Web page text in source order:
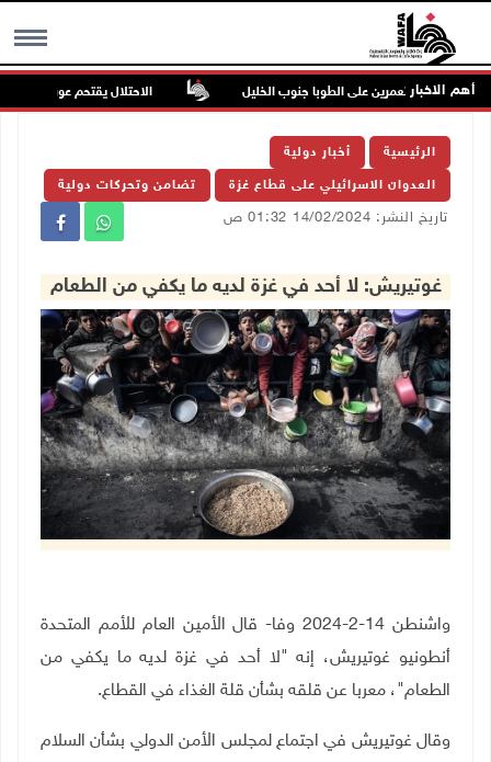
MENU أهم الاخبار
للمستعمرين على الطوبا جنوب الخليل الاحتلال يقتحم عورتا جنوب
الرئيسية أخبار دولية
العدوان الاسرائيلي على قطاع غزة تضامن وتحركات دولية
تاريخ النشر: 14/02/2024 01:32 ص
غوتيريش: لا أحد في غزة لديه ما يكفي من الطعام
واشنطن 14-2-2024 وفا- قال الأمين العام للأمم المتحدة
أنطونيو غوتيريش، إنه "لا أحد في غزة لديه ما يكفي من
الطعام"، معربا عن قلقه بشأن قلة الغذاء في القطاع.
وقال غوتيريش في اجتماع لمجلس الأمن الدولي بشأن السلام